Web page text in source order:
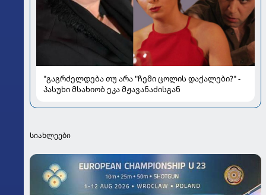
"გაგრძელდება თუ არა "ჩემი ცოლის დაქალები?" -
პასუხი მსახიობ ეკა მჟავანაძისგან
სიახლეები